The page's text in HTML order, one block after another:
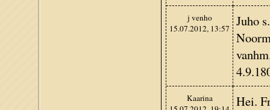
j venho
15.07.2012, 13:57
Juho
Kaarina
Hei.